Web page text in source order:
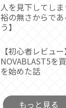
人を見下してし
裕の無さからで
う】
【初心者レビュ
NOVABLAST5を
を始めた話
もっと見る